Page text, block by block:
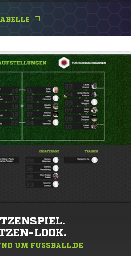
LOOK.
UM FUSSBALL.DE